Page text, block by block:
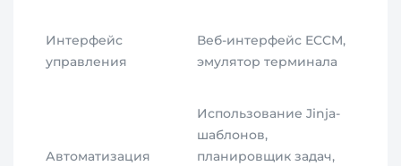
Интерфейс
управления
Веб-интерфейс ECCM,
эмулятор терминала
Автоматизация
Использование Jinja-
шаблонов,
планировщик задач,